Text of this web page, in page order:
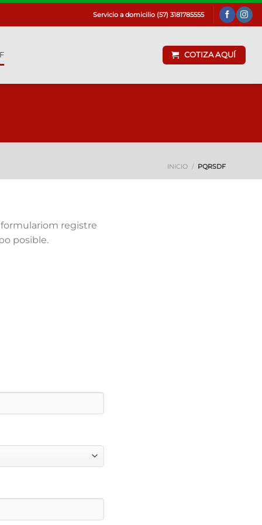
Servicio a domicilio (57) 3181785555
COTIZA AQUÍ
INICIO / PQRSDF
registre
posible.